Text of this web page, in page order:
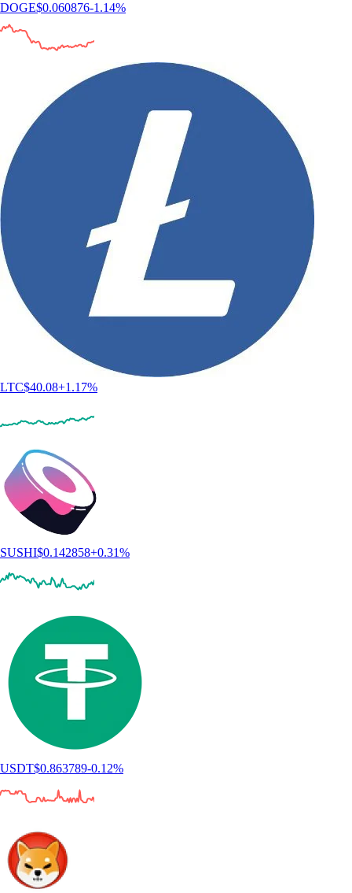
DOGE$0.060876-1.14%
LTC$40.08+1.17%
SUSHI$0.142858+0.31%
USDT$0.863789-0.12%